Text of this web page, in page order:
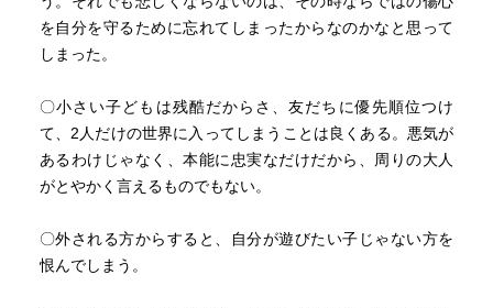
を自分を守るために忘れてしまったからなのかなと思って
しまった。
〇小さい子どもは残酷だからさ、友だちに優先順位つけ
て、2人だけの世界に入ってしまうことは良くある。悪気が
あるわけじゃなく、本能に忠実なだけだから、周りの大人
がとやかく言えるものでもない。
〇外される方からすると、自分が遊びたい子じゃない方を
恨んでしまう。